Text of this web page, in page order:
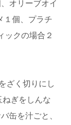
オリーブオイ
個、 プラチ
ックの場合２
ざく切りにし
ぎをしんな
缶を汁ごと、